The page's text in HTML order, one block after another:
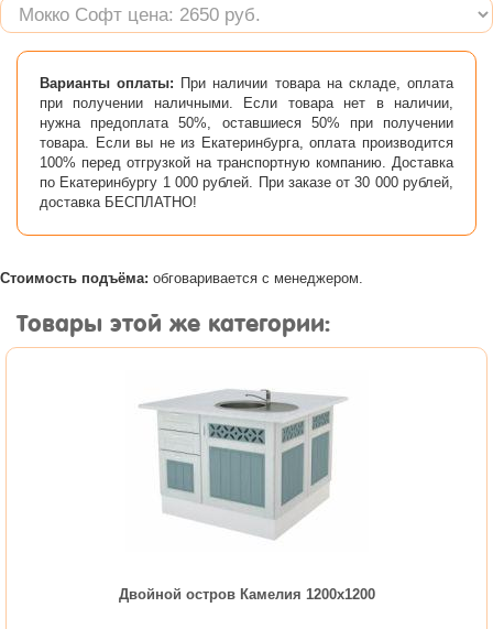
Варианты оплаты: При наличии товара на складе, оплата
при получении наличными. Если товара нет в наличии,
нужна предоплата 50%, оставшиеся 50% при получении
товара. Если вы не из Екатеринбурга, оплата производится
100% перед отгрузкой на транспортную компанию. Доставка
по Екатеринбургу 1 000 рублей. При заказе от 30 000 рублей,
доставка БЕСПЛАТНО!
Стоимость подъёма: обговаривается с менеджером.
Товары этой же категории:
Двойной остров Камелия 1200х1200